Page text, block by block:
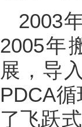
2003
2005年
展，导
PDCA
了飞跃